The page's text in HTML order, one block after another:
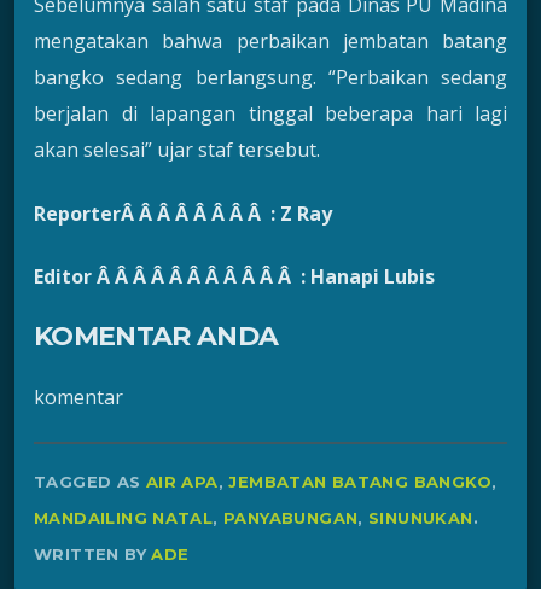
Sebelumnya salah satu staf pada Dinas PU Madina
mengatakan bahwa perbaikan jembatan batang
bangko sedang berlangsung. “Perbaikan sedang
berjalan di lapangan tinggal beberapa hari lagi
akan selesai” ujar staf tersebut.
ReporterÂ Â Â Â Â Â Â Â : Z Ray
Editor Â Â Â Â Â Â Â Â Â Â Â : Hanapi Lubis
KOMENTAR ANDA
komentar
TAGGED AS AIR APA,JEMBATAN BATANG BANGKO,
MANDAILING NATAL, PANYABUNGAN, SINUNUKAN.
WRITTEN BYADE